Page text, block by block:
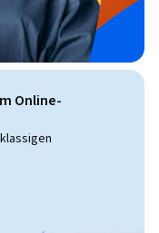
Online-